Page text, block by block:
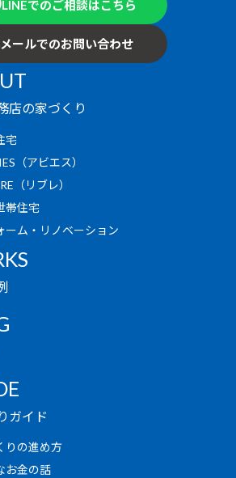
LINEでのご相談はこちら
メールでのお問い合わせ
店の家づくり
宅
（アビエス）
（リブレ）
帯住宅
ーム・リノベーション
ガイド
りの進め方
お金の話